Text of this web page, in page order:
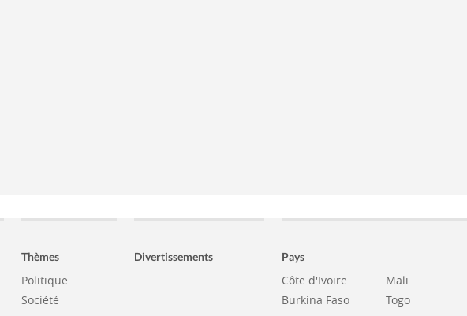
Thèmes
Politique
Société
Divertissements Pays
Côte d'Ivoire
Burkina Faso
Mali
Togo